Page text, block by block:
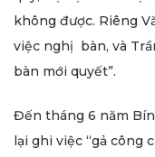
không được. Riêng
việc nghị bàn, và
bàn mới quyết”.
Đến tháng 6 năm
lại ghi việc “gả công